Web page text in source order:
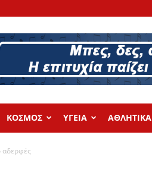
ΚΟΣΜΟΣ ΥΓΕΙΑ ΑΘΛΗΤΙΚΑ
αδερφές